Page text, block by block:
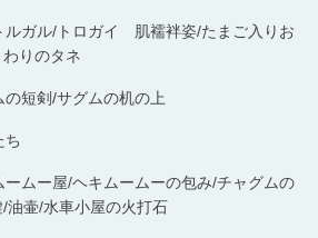
ルガル/トロガイ 肌襦袢姿/たまご入りお
りのタネ
短剣/サグムの机の上
ち
ムー屋/ヘキムームーの包み/チャグムの
油壷/水車小屋の火打石